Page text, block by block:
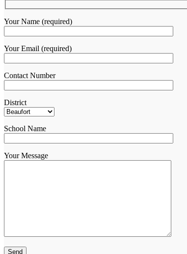
Your Name (required)
Your Email (required)
Contact Number
District
School Name
Your Message